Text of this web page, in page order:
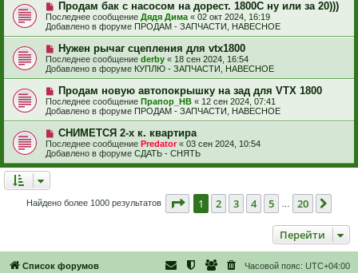
щ
е
н
и
е
с
о
о
б
щ
е
н
и
е
Н
о
в
о
е
с
о
о
б
щ
е
н
и
е
Продам бак с насосом на дорест. 1800С ну или за 20)))
Последнее сообщение Дядя Дима « 02 окт 2024, 16:19
Добавлено в форуме ПРОДАМ - ЗАПЧАСТИ, НАВЕСНОЕ
Н
о
в
о
е
с
о
о
б
щ
е
н
и
е
Нужен рычаг сцепления для vtx1800
Последнее сообщение derby « 18 сен 2024, 16:54
Добавлено в форуме КУПЛЮ - ЗАПЧАСТИ, НАВЕСНОЕ
Н
о
в
о
с
о
о
б
и
Продам новую автопокрышку на зад для VTX 1800
Последнее сообщение Прапор_НВ « 12 сен 2024, 07:41
Добавлено в форуме ПРОДАМ - ЗАПЧАСТИ, НАВЕСНОЕ
Н
о
в
о
е
б
СНИМЕТСЯ 2-х к. квартира
Последнее сообщение Predator« 03 сен 2024, 10:54
Добавлено в форуме СДАТЬ - СНЯТЬ
Найдено более 1000 результатов Страница из 20
1 2 3 4 5 20
Перейти
Список форумов Часовой пояс: UTC+04:00